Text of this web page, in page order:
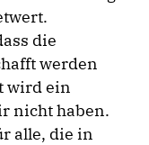
die
werden
wird ein
nicht haben.
alle, die in